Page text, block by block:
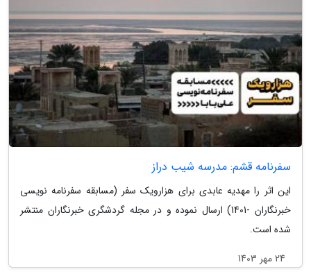
سفرنامه قشم: مدرسه شیب دراز
این اثر را مهدیه عابدی برای هزارویک سفر (مسابقه سفرنامه نویسی
خبرنگاران -1401) ارسال نموده و در مجله گردشگری خبرنگاران منتشر
شده است.
24 مهر 1403